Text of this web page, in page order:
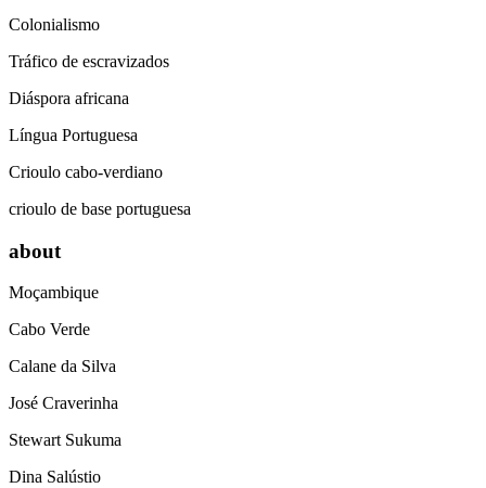
Colonialismo
Tráfico de escravizados
Diáspora africana
Língua Portuguesa
Crioulo cabo-verdiano
crioulo de base portuguesa
about
Moçambique
Cabo Verde
Calane da Silva
José Craverinha
Stewart Sukuma
Dina Salústio